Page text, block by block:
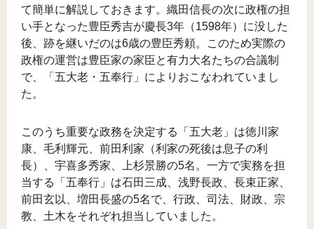
て簡単に解説しておきます。織田信長の次に政権の担
い手となった豊臣秀吉が慶長3年（1598年）に没した
後、跡を継いだのは6歳の豊臣秀頼。このため実際の
政権の運営は豊臣家の家臣と有力大名たちの合議制
で、「五大老・五奉行」によりおこなわれていまし
た。
このうち重要な政務を決定する「五大老」は徳川家
康、毛利輝元、前田利家（利家の死後は息子の利
長）、宇喜多秀家、上杉景勝の5名。一方で実務を担
当する「五奉行」は石田三成、浅野長政、長束正家、
前田玄以、増田長盛の5名で、行政、司法、財政、宗
教、土木をそれぞれ担当していました。